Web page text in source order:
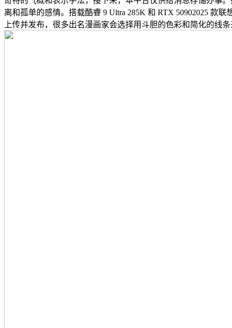
离和孤单的感情。搭载酷睿 9 Ultra 285K 和 RTX 50902025 款
上传并发布，很多出名漫画家会选择用斗胆的色彩和简化的线